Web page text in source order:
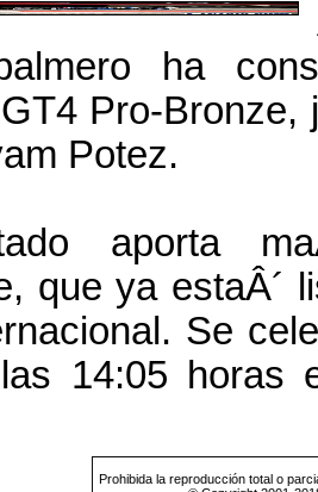
ha
Pro-
Potez.
aporta
que ya estaÂ´
Se
14:05 horas
Prohibida la reproducción total o